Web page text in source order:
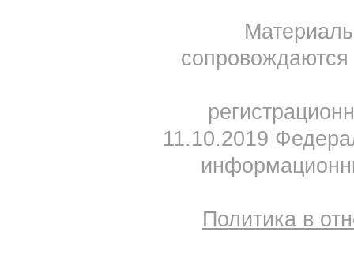
11.10.2019
Политика в